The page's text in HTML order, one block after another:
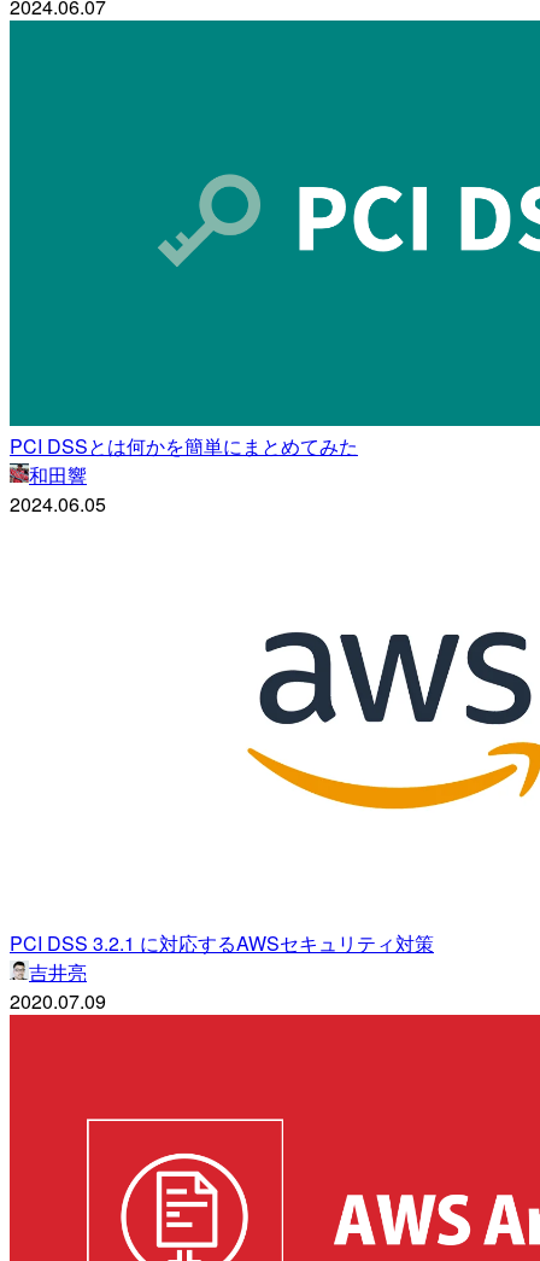
2024.06.07
PCI DSSとは何かを簡単にまとめてみた
和田響
2024.06.05
PCI DSS 3.2.1 に対応するAWSセキュリティ対策
吉井亮
2020.07.09